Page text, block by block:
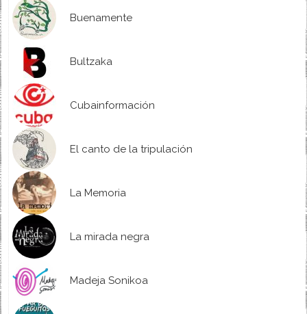
Buenamente
Bultzaka
Cubainformación
El canto de la tripulación
La Memoria
La mirada negra
Madeja Sonikoa